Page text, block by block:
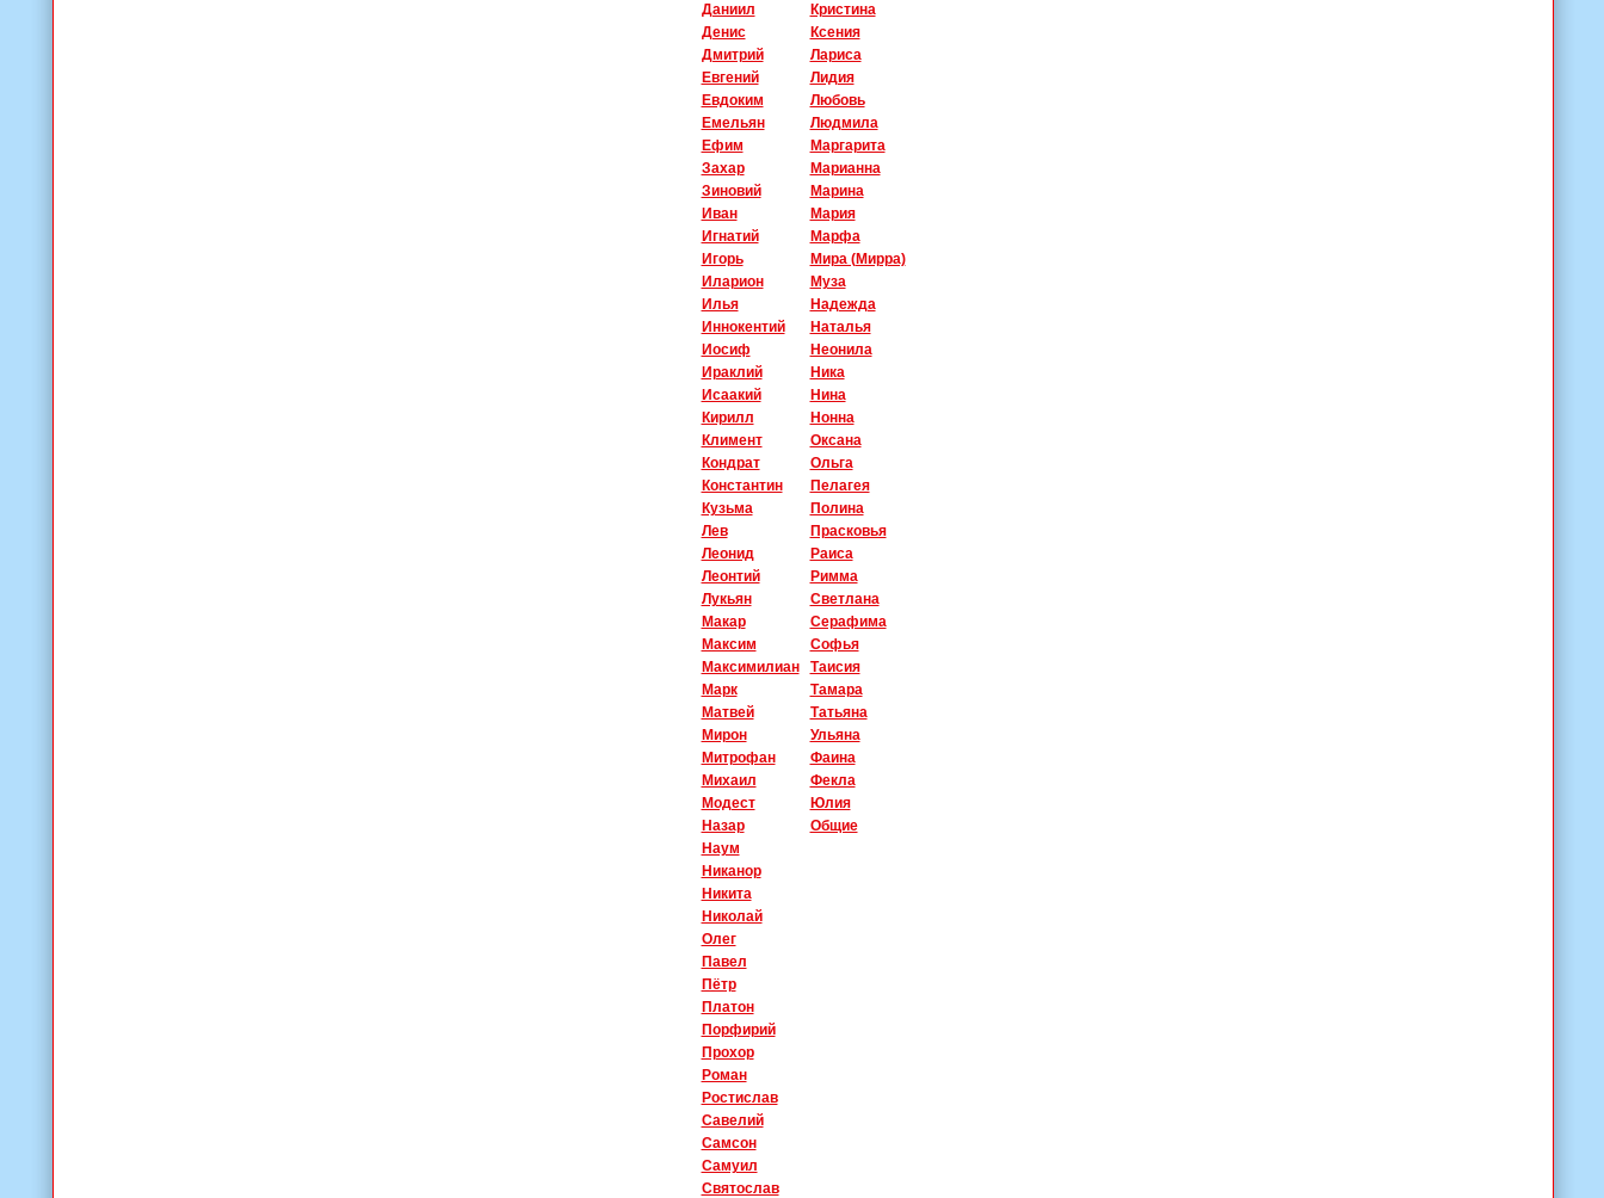
Даниил
Денис
Дмитрий
Евгений
Евдоким
Емельян
Ефим
Захар
Зиновий
Иван
Игнатий
Игорь
Иларион
Илья
Иннокентий
Иосиф
Ираклий
Исаакий
Кирилл
Климент
Кондрат
Константин
Кузьма
Лев
Леонид
Леонтий
Лукьян
Макар
Максим
Максимилиан
Марк
Матвей
Мирон
Митрофан
Михаил
Модест
Назар
Наум
Никанор
Никита
Николай
Олег
Павел
Пётр
Платон
Порфирий
Прохор
Роман
Ростислав
Савелий
Самсон
Самуил
Святослав
Кристина
Ксения
Лариса
Лидия
Любовь
Людмила
Маргарита
Марианна
Марина
Мария
Марфа
Мира (Мирра)
Муза
Надежда
Наталья
Неонила
Ника
Нина
Нонна
Оксана
Ольга
Пелагея
Полина
Прасковья
Раиса
Римма
Светлана
Серафима
Софья
Таисия
Тамара
Татьяна
Ульяна
Фаина
Фекла
Юлия
Общие